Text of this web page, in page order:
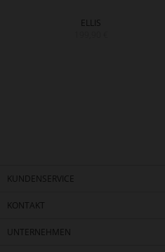
ELLIS
KUNDENSERVICE
KONTAKT
UNTERNEHMEN